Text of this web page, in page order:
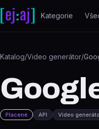
Přeskočit na obsah
Kategorie
Katalog/Video generátor/
Placené API Video